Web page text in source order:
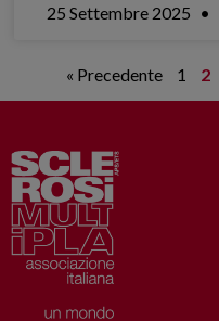
25 Settembre 2025
« Precedente 1 2